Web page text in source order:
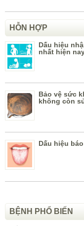
HỖN HỢP
Dấu hiệu
nhất hiện
Bảo vệ sức
không còn
Dấu hiệu
BỆNH PHỔ BIẾN